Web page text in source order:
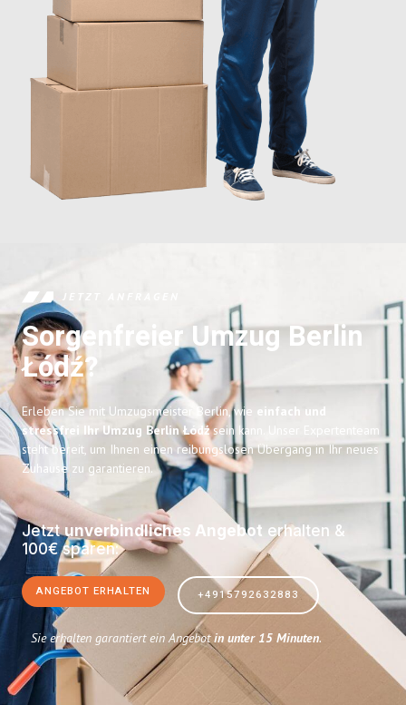
JETZT ANFRAGEN
Sorgenfreier Umzug Berlin
Łódź?
Erleben Sie mit Umzugsmeister Berlin, wie einfach und
stressfrei Ihr Umzug Berlin Łódźsein kann. Unser Expertenteam
steht bereit, um Ihnen einen reibungslosen Übergang in Ihr neues
Zuhause zu garantieren.
Jetztunverbindliches Angebot erhalten &
100€ sparen:
ANGEBOT ERHALTEN +4915792632883
Sie erhalten garantiert ein Angebotin unter 15 Minuten.